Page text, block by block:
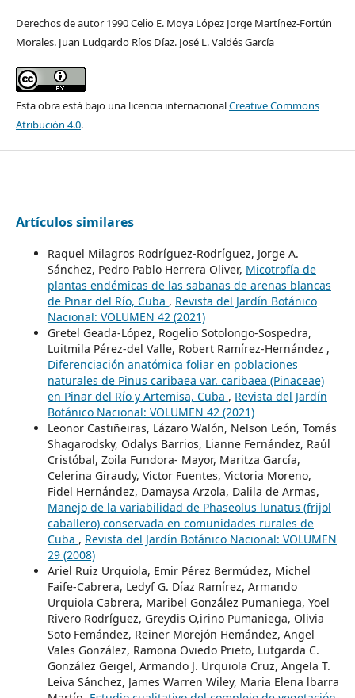
Derechos de autor 1990 Celio E. Moya López Jorge Martínez-Fortún
Morales. Juan Ludgardo Ríos Díaz. José L. Valdés García
Esta obra está bajo una licencia internacionalCreative Commons
Atribución 4.0.
Artículos similares
Raquel Milagros Rodríguez-Rodríguez, Jorge A.
Sánchez, Pedro Pablo Herrera Oliver, Micotrofía de
plantas endémicas de las sabanas de arenas blancas
de Pinar del Río, Cuba , Revista del Jardín Botánico
Nacional: VOLUMEN 42 (2021)
Gretel Geada-López, Rogelio Sotolongo-Sospedra,
Luitmila Pérez-del Valle, Robert Ramírez-Hernández ,
Diferenciación anatómica foliar en poblaciones
naturales de Pinus caribaea var. caribaea (Pinaceae)
en Pinar del Río y Artemisa, Cuba , Revista del Jardín
Botánico Nacional: VOLUMEN 42 (2021)
Leonor Castiñeiras, Lázaro Walón, Nelson León, Tomás
Shagarodsky, Odalys Barrios, Lianne Fernández, Raúl
Cristóbal, Zoila Fundora- Mayor, Maritza García,
Celerina Giraudy, Victor Fuentes, Victoria Moreno,
Fidel Hernández, Damaysa Arzola, Dalila de Armas,
Manejo de la variabilidad de Phaseolus lunatus (frijol
caballero) conservada en comunidades rurales de
Cuba , Revista del Jardín Botánico Nacional: VOLUMEN
29 (2008)
Ariel Ruiz Urquiola, Emir Pérez Bermúdez, Michel
Faife-Cabrera, Ledyf G. Díaz Ramírez, Armando
Urquiola Cabrera, Maribel González Pumaniega, Yoel
Rivero Rodríguez, Greydis O,irino Pumaniega, Olivia
Soto Femández, Reiner Morejón Hemández, Angel
Vales González, Ramona Oviedo Prieto, Lutgarda C.
González Geigel, Armando J. Urquiola Cruz, Angela T.
Leiva Sánchez, James Warren Wiley, Maria Elena lbarra